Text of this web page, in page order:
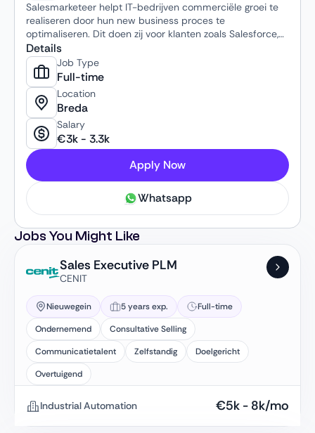
Salesmarketeer helpt IT-bedrijven commerciële groei te
realiseren door hun new business proces te
optimaliseren. Dit doen zij voor klanten zoals Salesforce,
SAP en ITvisors.
Details
Job Type
Full-time
Location
Breda
Salary
€3k - 3.3k
Apply Now
Whatsapp
Jobs You Might Like
Sales Executive PLM
CENIT
Nieuwegein 5 years exp.
Full-time
Ondernemend
Consultative Selling
Communicatietalent
Zelfstandig
Doelgericht
Overtuigend
Industrial Automation €5k - 8k/mo